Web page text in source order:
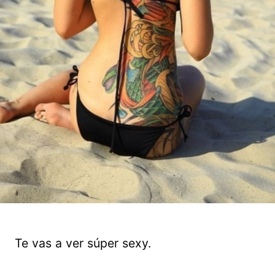
Te vas a ver súper sexy.